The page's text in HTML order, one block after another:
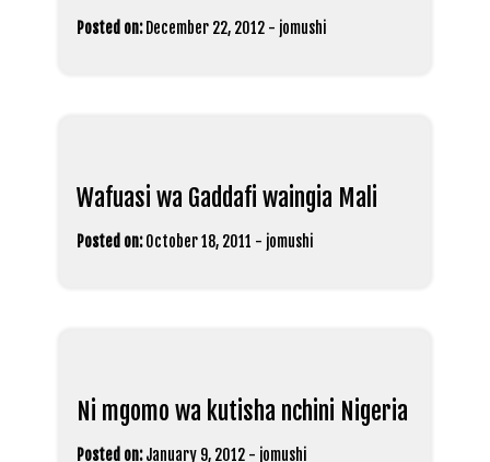
Posted on: December 22, 2012 - jomushi
Wafuasi wa Gaddafi waingia Mali
Posted on: October 18, 2011 - jomushi
Ni mgomo wa kutisha nchini Nigeria
Posted on: January 9, 2012 - jomushi